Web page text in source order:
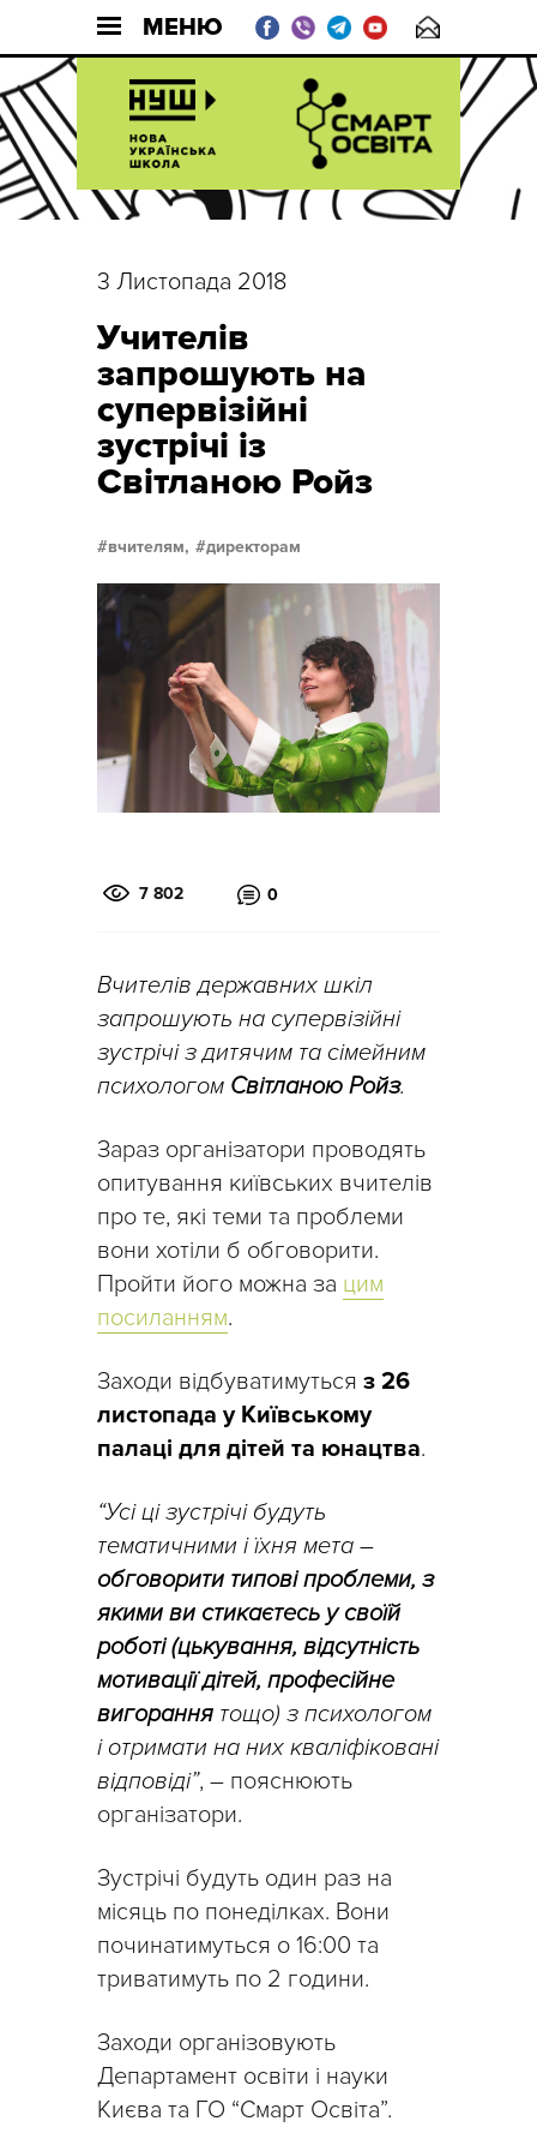
МЕНЮ
3 Листопада 2018
Учителів
запрошують на
супервізійні
зустрічі із
Світланою Ройз
вчителям, директорам
7 802 0
Вчителів державних шкіл
запрошують на супервізійні
зустрічі з дитячим та сімейним
психологом Світланою Ройз.
Зараз організатори проводять
опитування київських вчителів
про те, які теми та проблеми
вони хотіли б обговорити.
Пройти його можна за цим
посиланням.
Заходи відбуватимуться з 26
листопада у Київському
палаці для дітей та юнацтва.
“Усі ці зустрічі будуть
тематичними і їхня мета –
обговорити типові проблеми, з
якими ви стикаєтесь у своїй
роботі (цькування, відсутність
мотивації дітей, професійне
вигорання тощо) з психологом
і отримати на них кваліфіковані
відповіді”, – пояснюють
організатори.
Зустрічі будуть один раз на
місяць по понеділках. Вони
починатимуться о 16:00 та
триватимуть по 2 години.
Заходи організовують
Департамент освіти і науки
Києва та ГО “Смарт Освіта”.